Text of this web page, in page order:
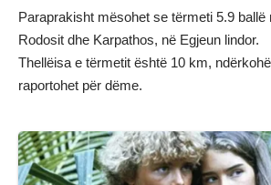
Paraprakisht mësohet se tërmeti 5.9 ballë
Rodosit dhe Karpathos, në Egjeun lindor.
Thellëisa e tërmetit është 10 km,
raportohet për dëme.